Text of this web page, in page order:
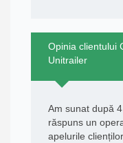
Opinia clientului
Unitrailer
Am sunat după
răspuns un
apelurile